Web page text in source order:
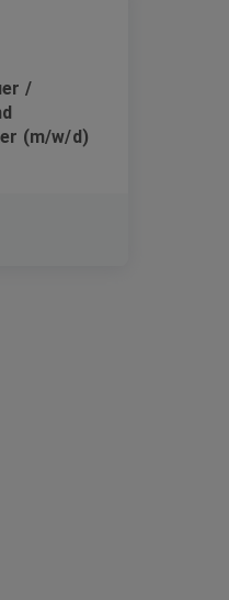
/
(m/w/d)